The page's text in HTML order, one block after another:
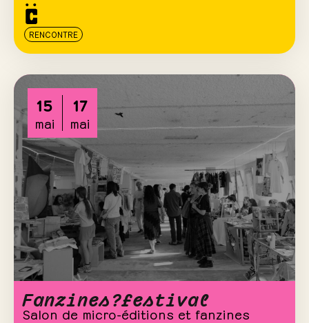
RENCONTRE
15
mai
17
mai
Fanzines?festival
Salon de micro-éditions et fanzines